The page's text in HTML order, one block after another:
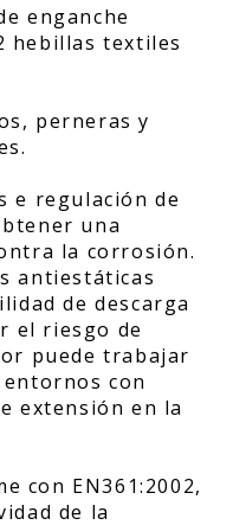
enganche
hebillas textiles
perneras y
e regulación de
una
la corrosión.
antiestáticas
de descarga
el riesgo de
puede trabajar
con
extensión en la
con EN361:2002,
de la